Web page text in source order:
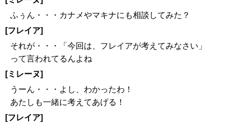
ふぅん・・・カナメやマキナにも相談してみた？
[フレイア]
それが・・・「今回は、フレイアが考えてみなさい」
って言われてるんよね
[ミレーヌ]
うーん・・・よし、わかったわ！
あたしも一緒に考えてあげる！
[フレイア]